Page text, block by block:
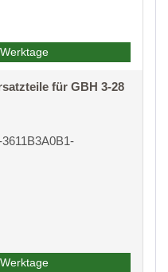
für GBH 3-28